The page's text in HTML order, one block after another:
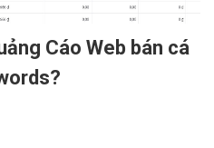
Cáo Web bán cá